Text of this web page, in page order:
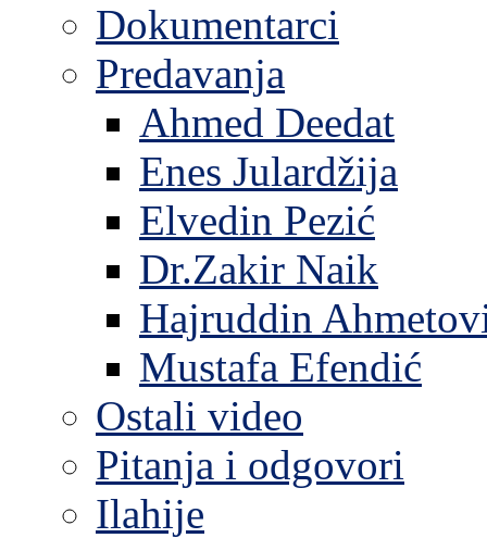
Dokumentarci
Predavanja
Ahmed Deedat
Enes Julardžija
Elvedin Pezić
Dr.Zakir Naik
Hajruddin
Mustafa Efendić
Ostali video
Pitanja i odgovori
Ilahije